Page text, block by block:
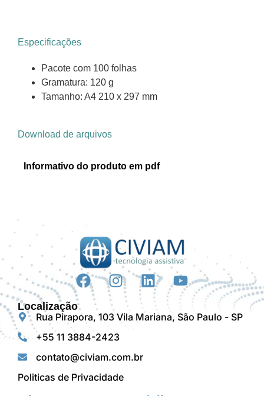
Especificações
Pacote com 100 folhas
Gramatura: 120 g
Tamanho: A4 210 x 297 mm
Download de arquivos
Informativo do produto em pdf
Localização
Rua Pirapora, 103 Vila Mariana, São Paulo - SP
+55 11 3884-2423
contato@civiam.com.br
Politicas de Privacidade